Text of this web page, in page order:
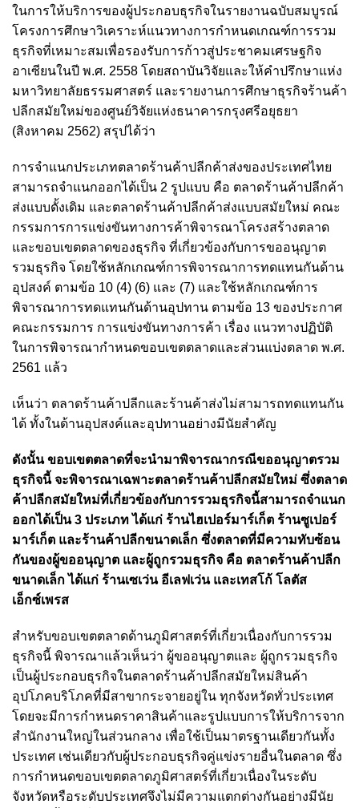
ในการให้บริการของผู้ประกอบธุรกิจในรายงานฉบับสมบูรณ์
โครงการศึกษาวิเคราะห์แนวทางการกำหนดเกณฑ์การรวม
ธุรกิจที่เหมาะสมเพื่อรองรับการก้าวสู่ประชาคมเศรษฐกิจ
อาเซียนในปี พ.ศ. 2558 โดยสถาบันวิจัยและให้คำปรึกษาแห่ง
มหาวิทยาลัยธรรมศาสตร์ และรายงานการศึกษาธุรกิจร้านค้า
ปลีกสมัยใหม่ของศูนย์วิจัยแห่งธนาคารกรุงศรีอยุธยา
(สิงหาคม 2562) สรุปได้ว่า
การจำแนกประเภทตลาดร้านค้าปลีกค้าส่งของประเทศไทย
สามารถจำแนกออกได้เป็น 2 รูปแบบ คือ ตลาดร้านค้าปลีกค้า
ส่งแบบดั้งเดิม และตลาดร้านค้าปลีกค้าส่งแบบสมัยใหม่ คณะ
กรรมการการแข่งขันทางการค้าพิจารณาโครงสร้างตลาด
และขอบเขตตลาดของธุรกิจ ที่เกี่ยวข้องกับการขออนุญาต
รวมธุรกิจ โดยใช้หลักเกณฑ์การพิจารณาการทดแทนกันด้าน
อุปสงค์ ตามข้อ 10 (4) (6) และ (7) และใช้หลักเกณฑ์การ
พิจารณาการทดแทนกันด้านอุปทาน ตามข้อ 13 ของประกาศ
คณะกรรมการ การแข่งขันทางการค้า เรื่อง แนวทางปฏิบัติ
ในการพิจารณากำหนดขอบเขตตลาดและส่วนแบ่งตลาด พ.ศ.
2561 แล้ว
เห็นว่า ตลาดร้านค้าปลีกและร้านค้าส่งไม่สามารถทดแทนกัน
ได้ ทั้งในด้านอุปสงค์และอุปทานอย่างมีนัยสำคัญ
ดังนั้น ขอบเขตตลาดที่จะนำมาพิจารณากรณีขออนุญาตรวม
ธุรกิจนี้ จะพิจารณาเฉพาะตลาดร้านค้าปลีกสมัยใหม่ ซึ่งตลาด
ค้าปลีกสมัยใหม่ที่เกี่ยวข้องกับการรวมธุรกิจนี้สามารถจำแนก
ออกได้เป็น 3 ประเภท ได้แก่ ร้านไฮเปอร์มาร์เก็ต ร้านซูเปอร์
มาร์เก็ต และร้านค้าปลีกขนาดเล็ก ซึ่งตลาดที่มีความทับซ้อน
กันของผู้ขออนุญาต และผู้ถูกรวมธุรกิจ คือ ตลาดร้านค้าปลีก
ขนาดเล็ก ได้แก่ ร้านเซเว่น อีเลฟเว่น และเทสโก้ โลตัส
เอ็กซ์เพรส
สำหรับขอบเขตตลาดด้านภูมิศาสตร์ที่เกี่ยวเนื่องกับการรวม
ธุรกิจนี้ พิจารณาแล้วเห็นว่า ผู้ขออนุญาตและ ผู้ถูกรวมธุรกิจ
เป็นผู้ประกอบธุรกิจในตลาดร้านค้าปลีกสมัยใหม่สินค้า
อุปโภคบริโภคที่มีสาขากระจายอยู่ใน ทุกจังหวัดทั่วประเทศ
โดยจะมีการกำหนดราคาสินค้าและรูปแบบการให้บริการจาก
สำนักงานใหญ่ในส่วนกลาง เพื่อใช้เป็นมาตรฐานเดียวกันทั้ง
ประเทศ เช่นเดียวกับผู้ประกอบธุรกิจคู่แข่งรายอื่นในตลาด ซึ่ง
การกำหนดขอบเขตตลาดภูมิศาสตร์ที่เกี่ยวเนื่องในระดับ
จังหวัดหรือระดับประเทศจึงไม่มีความแตกต่างกันอย่างมีนัย